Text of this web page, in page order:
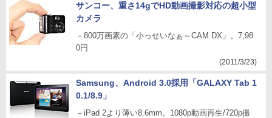
サンコー、重さ14gでHD動画撮影対応の超小型
カメラ
－800万画素の「小っせいなぁ～CAM DX」。7,98
0円
(2011/3/23)
Samsung、Android 3.0採用「GALAXY Tab 1
0.1/8.9」
－iPad 2より薄い8.6mm。1080p動画再生/720p撮